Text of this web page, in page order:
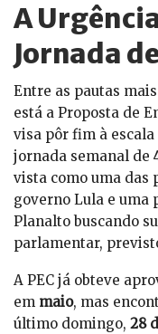
A
Jornada
Entre as pautas
está a Proposta de
visa pôr fim à
jornada semanal de
vista como uma
governo Lula e uma
Planalto buscando
parlamentar,
A PEC já obteve
em maio, mas
último domingo, 28